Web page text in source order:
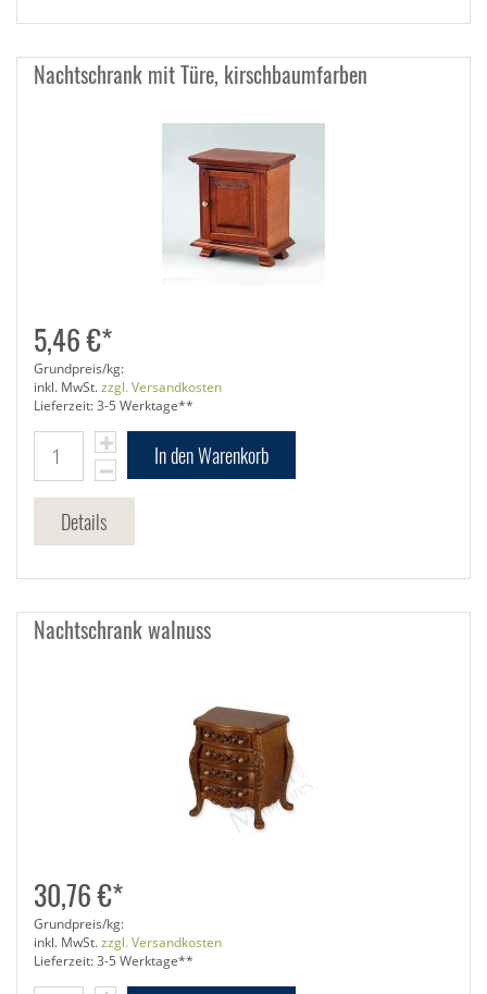
Nachtschrank mit Türe, kirschbaumfarben
5,46 €*
Grundpreis/kg:
inkl. MwSt.zzgl. Versandkosten
Lieferzeit: 3-5 Werktage**
In den Warenkorb
Details
Nachtschrank walnuss
30,76 €*
Grundpreis/kg:
inkl. MwSt.zzgl. Versandkosten
Lieferzeit: 3-5 Werktage**